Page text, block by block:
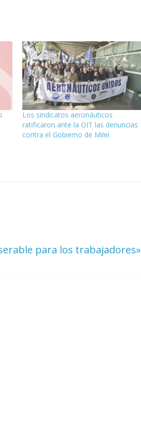
Los sindicatos aeronáuticos
ratificaron ante la OIT las denuncias
contra el Gobierno de Milei
para los trabajadores»